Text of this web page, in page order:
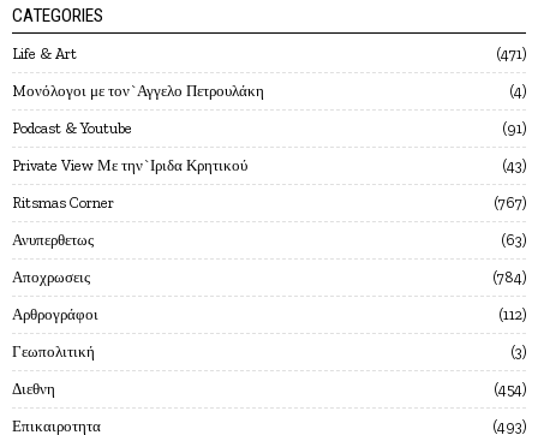
CATEGORIES
Life & Art 471
Mονόλογοι με τον`Αγγελο Πετρουλάκη 4
Podcast & Youtube 91
Private View Με την`Ιριδα Κρητικού 43
Ritsmas Corner 767
Ανυπερθετως 63
Αποχρωσεις 784
Αρθρογράφοι 112
Γεωπολιτική 3
Διεθνη 454
Επικαιροτητα 493